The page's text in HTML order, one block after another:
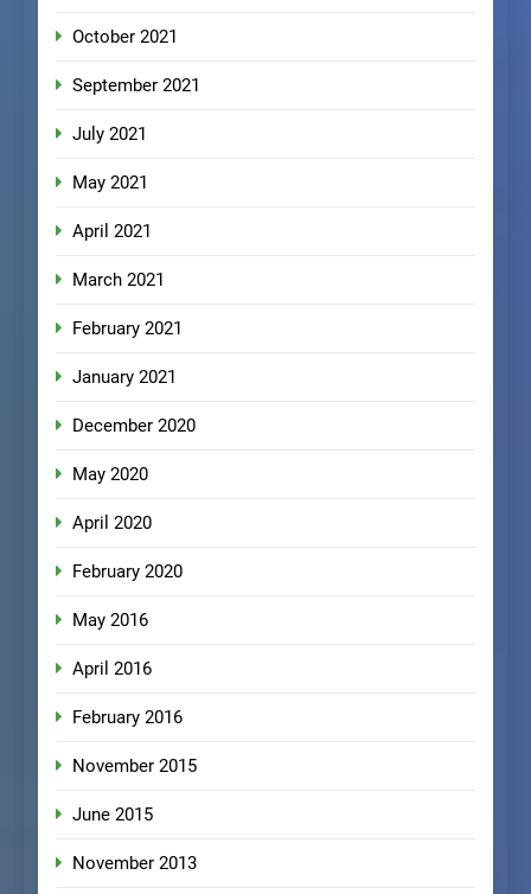
October 2021
September 2021
July 2021
May 2021
April 2021
March 2021
February 2021
January 2021
December 2020
May 2020
April 2020
February 2020
May 2016
April 2016
February 2016
November 2015
June 2015
November 2013